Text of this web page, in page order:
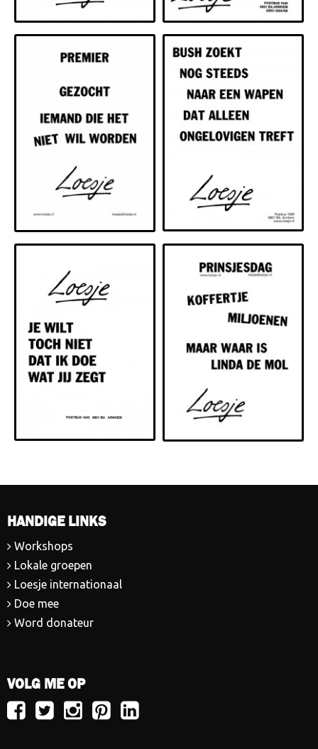
HANDIGE LINKS
Workshops
Lokale groepen
Loesje internationaal
Doe mee
Word donateur
VOLG ME OP
VolgVolgVolgVolgVolg